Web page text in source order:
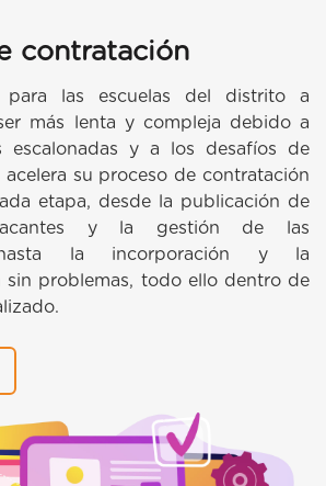
contratación
para las escuelas del distrito a
más lenta y compleja debido a
escalonadas y a los desafíos de
acelera su proceso de contratación
etapa, desde la publicación de
y la gestión de las
hasta la incorporación y la
sin problemas, todo ello dentro de